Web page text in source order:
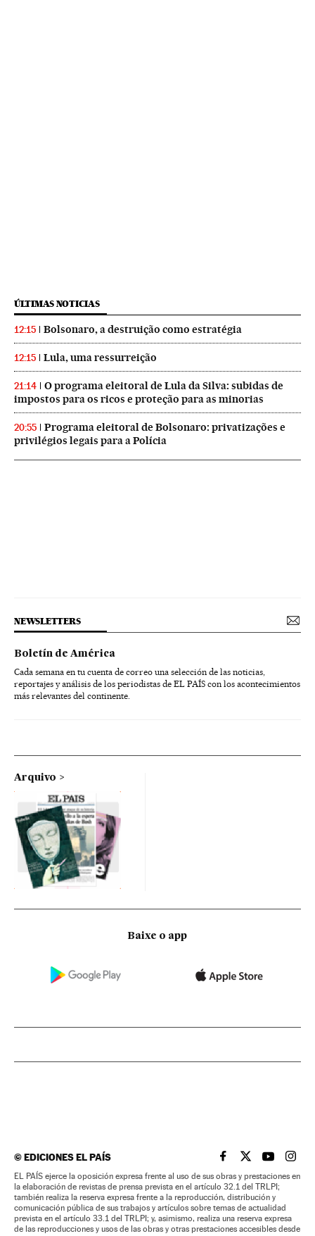
ÚLTIMAS NOTICIAS
12:15 Bolsonaro, a destruição como estratégia
12:15 Lula, uma ressurreição
21:14
O programa eleitoral de Lula da Silva: subidas de
impostos para os ricos e proteção para as minorias
20:55
Programa eleitoral de Bolsonaro: privatizações e
privilégios legais para a Polícia
NEWSLETTERS
Boletín de América
Cada semana en tu cuenta de correo una selección de las noticias,
reportajes y análisis de los periodistas de EL PAÍS con los acontecimientos
más relevantes del continente.
Arquivo
Baixe o app
©EDICIONES EL PAÍS EL PAÍS BRASIL EN
EL PAÍSEL PAÍS
EL
EL PAÍS ejerce la oposición expresa frente al uso de sus obras y prestaciones en
la elaboración de revistas de prensa prevista en el artículo 32.1 del TRLPI;
también realiza la reserva expresa frente a la reproducción, distribución y
comunicación pública de sus trabajos y artículos sobre temas de actualidad
prevista en el artículo 33.1 del TRLPI; y, asimismo, realiza una reserva expresa
de las reproducciones y usos de las obras y otras prestaciones accesibles desde